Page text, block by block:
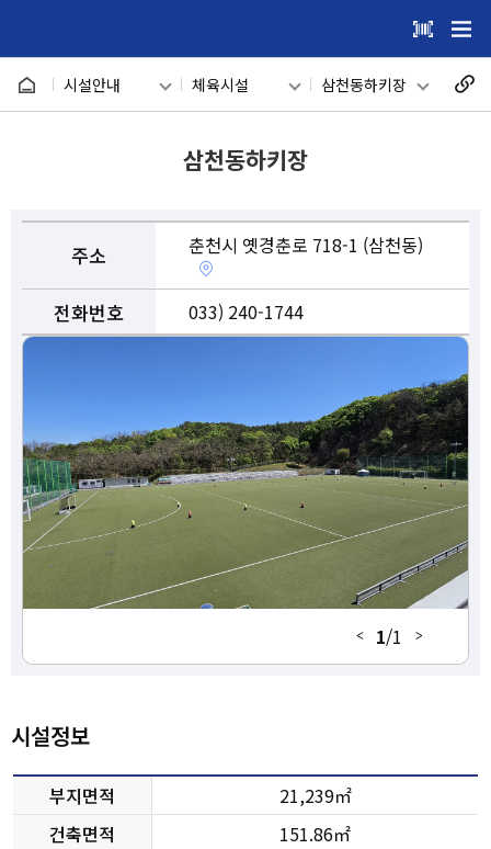
너
뛰
뉴
삼천동하키장
시설안내
이용자마당
사이트도우미
체육시설
캠핑&글램핑장
수영장
삼천동하키장
의암생활체육공
원
삼천동하키장
론볼경기장
호반체육관
호반테니스장
거두리인조구장
만천게이트볼장
봄내체육관
주소 춘천시 옛경춘로 718-1 (삼천동)
전화번호 033) 240-1744
1/1
시설정보
부지면적
21,239㎡
건축면적
151.86㎡